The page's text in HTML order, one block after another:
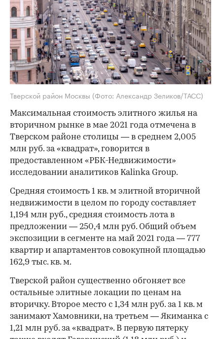
Тверской район Москвы (Фото: Александр Зеликов/ТАСС)
Максимальная стоимость элитного жилья на
вторичном рынке в мае 2021 года отмечена в
Тверском районе столицы — в среднем 2,005
млн руб. за «квадрат», говорится в
предоставленном «РБК-Недвижимости»
исследовании аналитиков Kalinka Group.
Средняя стоимость 1 кв. м элитной вторичной
недвижимости в целом по городу составляет
1,194 млн руб., средняя стоимость лота в
предложении — 250,4 млн руб. Общий объем
экспозиции в сегменте на май 2021 года — 777
квартир и апартаментов совокупной площадью
162,9 тыс. кв. м.
Тверской район существенно обгоняет все
остальные элитные локации по ценам на
вторичку. Второе место с 1,34 млн руб. за 1 кв. м
занимают Хамовники, на третьем — Якиманка с
1,21 млн руб. за «квадрат». В первую пятерку